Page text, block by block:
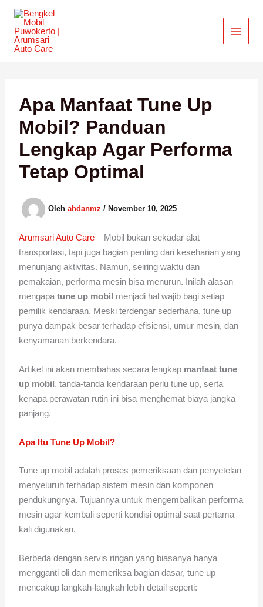
Lewati
konten
Apa Manfaat Tune Up
Mobil? Panduan
Lengkap Agar Performa
Tetap Optimal
Olehahdanmz/ November 10, 2025
Arumsari Auto Care –Mobil bukan sekadar alat
transportasi, tapi juga bagian penting dari keseharian yang
menunjang aktivitas. Namun, seiring waktu dan
pemakaian, performa mesin bisa menurun. Inilah alasan
mengapatune up mobil menjadi hal wajib bagi setiap
pemilik kendaraan. Meski terdengar sederhana, tune up
punya dampak besar terhadap efisiensi, umur mesin, dan
kenyamanan berkendara.
Artikel ini akan membahas secara lengkap manfaat tune
up mobil, tanda-tanda kendaraan perlu tune up, serta
kenapa perawatan rutin ini bisa menghemat biaya jangka
panjang.
Apa Itu Tune Up Mobil?
Tune up mobil adalah proses pemeriksaan dan penyetelan
menyeluruh terhadap sistem mesin dan komponen
pendukungnya. Tujuannya untuk mengembalikan performa
mesin agar kembali seperti kondisi optimal saat pertama
kali digunakan.
Berbeda dengan servis ringan yang biasanya hanya
mengganti oli dan memeriksa bagian dasar, tune up
mencakup langkah-langkah lebih detail seperti: